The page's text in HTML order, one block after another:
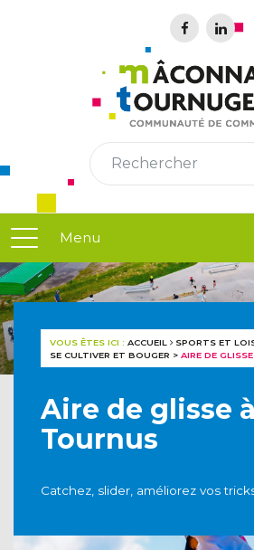
Menu
VOUS ÊTES ICI : ACCUEIL
SPORTS ET
SE CULTIVER ET BOUGER > AIRE DE
Aire de glisse à
Tournus
Catchez, slider, améliorez vos